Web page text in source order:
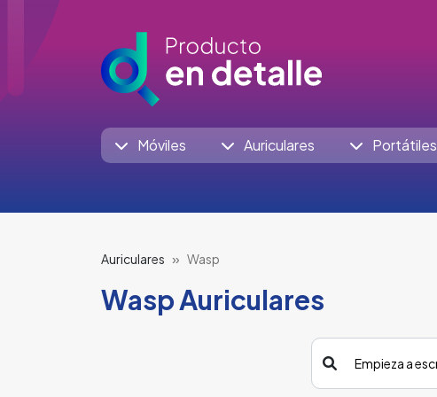
Móviles Auriculares Portátiles
Auriculares Wasp
Wasp Auriculares